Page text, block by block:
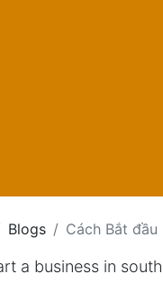
Blogs Cách Bắt